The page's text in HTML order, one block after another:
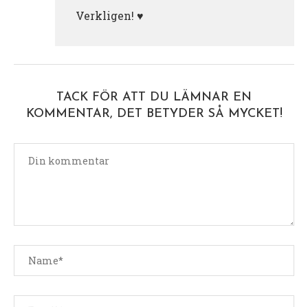
Verkligen! ♥️
TACK FÖR ATT DU LÄMNAR EN
KOMMENTAR, DET BETYDER SÅ MYCKET!